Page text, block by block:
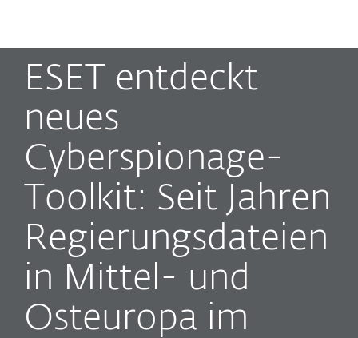
ESET entdeckt
neues
Cyberspionage-
Toolkit: Seit Jahren
Regierungsdateien
in Mittel- und
Osteuropa im